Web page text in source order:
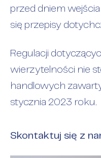
Skontaktuj się z
przed dniem
się przepisy
Regulacji
wierzytelności nie
handlowych
stycznia 2023 roku.